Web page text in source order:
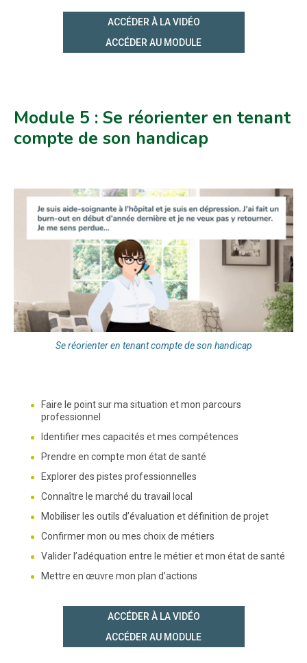
ACCÉDER À LA VIDÉO
ACCÉDER AU MODULE
Module 5 : Se réorienter en tenant
compte de son handicap
Se réorienter en tenant compte de son handicap
Faire le point sur ma situation et mon parcours
professionnel
Identifier mes capacités et mes compétences
Prendre en compte mon état de santé
Explorer des pistes professionnelles
Connaître le marché du travail local
Mobiliser les outils d’évaluation et définition de projet
Confirmer mon ou mes choix de métiers
Valider l’adéquation entre le métier et mon état de santé
Mettre en œuvre mon plan d’actions
ACCÉDER À LA VIDÉO
ACCÉDER AU MODULE